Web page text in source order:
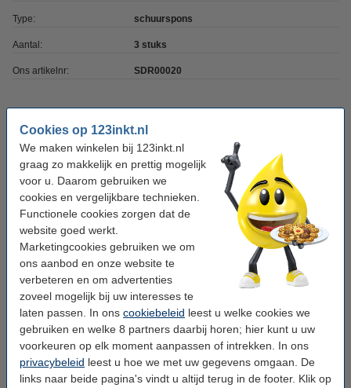
Cookies op 123inkt.nl
We maken winkelen bij 123inkt.nl
graag zo makkelijk en prettig mogelijk
voor u. Daarom gebruiken we
cookies en vergelijkbare technieken.
Functionele cookies zorgen dat de
website goed werkt.
Marketingcookies gebruiken we om
ons aanbod en onze website te
verbeteren en om advertenties
zoveel mogelijk bij uw interesses te
laten passen. In ons cookiebeleid leest u welke cookies we
gebruiken en welke 8 partners daarbij horen; hier kunt u uw
voorkeuren op elk moment aanpassen of intrekken. In ons
privacybeleid leest u hoe we met uw gegevens omgaan. De
links naar beide pagina's vindt u altijd terug in de footer. Klik op
Type: schuurspons
Aantal: 3 stuks
Ons artikelnr: SDR00020
Aanbieding: 10x Schuurspons met grip 9 x 7 x
4,5 cm (3 stuks)
€ 11,50
Tip: meebestellen
123schoon huishoudemmer blauw 5 liter
€ 3,95
Cif vloeibaar schuurmiddel citrus (500 ml)
€ 2,50
Vaatdoeken 38 x 38 cm (10 stuks)
€ 2,95